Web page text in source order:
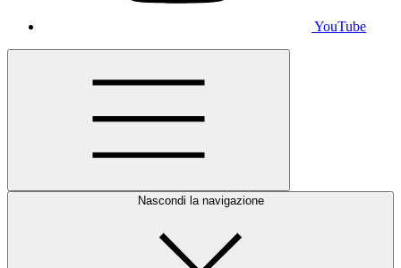
YouTube
Nascondi la navigazione